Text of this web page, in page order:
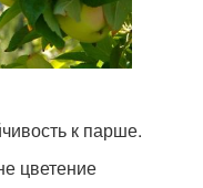
к парше.
цветение